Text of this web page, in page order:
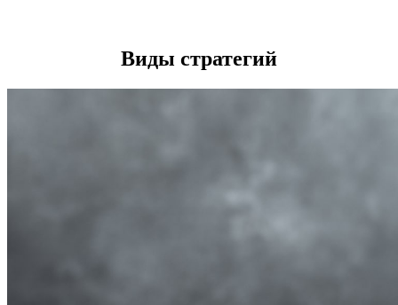
Виды стратегий